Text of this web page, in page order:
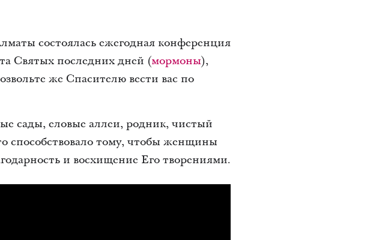
состоялась ежегодная конференция
Святых последних дней (мормоны),
же Спасителю вести вас по
сады, еловые аллеи, родник, чистый
способствовало тому, чтобы женщины
и восхищение Его творениями.